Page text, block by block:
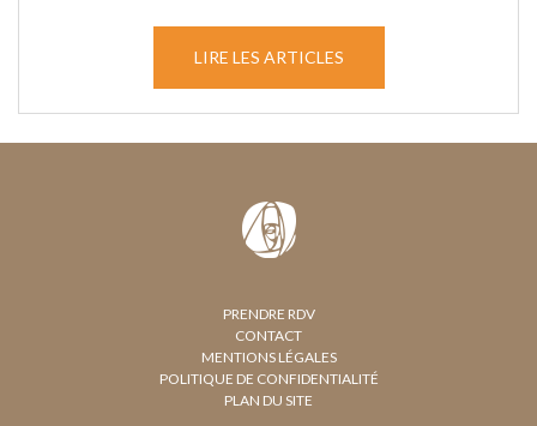
LIRE LES ARTICLES
PRENDRE RDV
CONTACT
MENTIONS LÉGALES
POLITIQUE DE CONFIDENTIALITÉ
PLAN DU SITE